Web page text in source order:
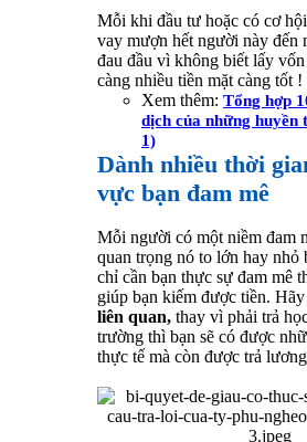
Mỗi khi đầu tư hoặc có cơ
vay mượn hết người này đến
đau đầu vì không biết lấy
càng nhiều tiền mặt càng tốt !
Xem thêm: Tổng hợp
dịch của những huyền
1)
Dành nhiều thời
vực bạn đam mê
Mỗi người có một niềm đam
quan trọng nó to lớn hay nhỏ
chỉ cần bạn thực sự đam mê
giúp bạn kiếm được tiền. Hãy
liên quan, thay vì phải trả
trường thì bạn sẽ có được
thực tế mà còn được trả